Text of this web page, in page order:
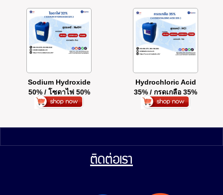
Sodium Hydroxide
50% / โซดาไฟ 50%
Hydrochloric Acid
35% / กรดเกลือ 35%
ติดต่อเรา